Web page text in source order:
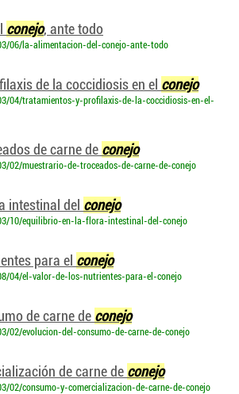
conejo, ante todo
06/la-alimentacion-del-conejo-ante-todo
de la coccidiosis en el conejo
04/tratamientos-y-profilaxis-de-la-coccidiosis-en-el-
de carne de conejo
02/muestrario-de-troceados-de-carne-de-conejo
intestinal del conejo
10/equilibrio-en-la-flora-intestinal-del-conejo
para el conejo
04/el-valor-de-los-nutrientes-para-el-conejo
de carne de conejo
02/evolucion-del-consumo-de-carne-de-conejo
de carne de conejo
02/consumo-y-comercializacion-de-carne-de-conejo